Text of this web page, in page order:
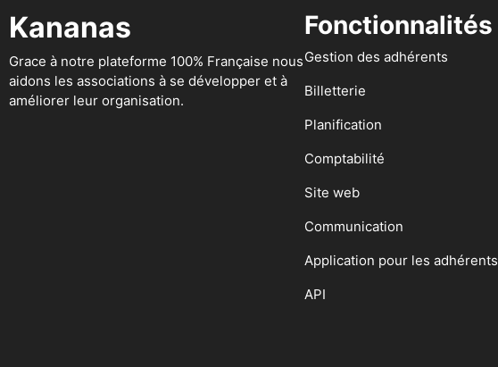
Kananas
Grace à notre plateforme 100% Française nous
aidons les associations à se développer et à
améliorer leur organisation.
Fonctionnalités
Gestion des adhérents
Billetterie
Planification
Comptabilité
Site web
Communication
Application pour les adhérents
API